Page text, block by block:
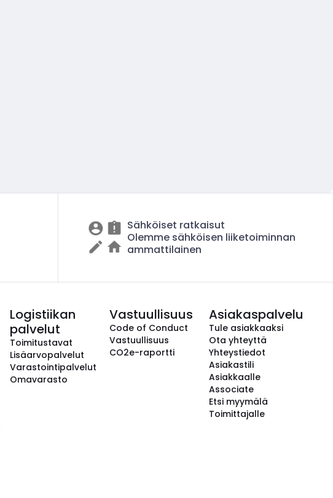
Sähköiset ratkaisut
Olemme sähköisen liiketoiminnan
ammattilainen
Logistiikan
palvelut
Toimitustavat
Lisäarvopalvelut
Varastointipalvelut
Omavarasto
Vastuullisuus
Code of Conduct
Vastuullisuus
CO2e-raportti
Asiakaspalvelu
Tule asiakkaaksi
Ota yhteyttä
Yhteystiedot
Asiakastili
Asiakkaalle
Associate
Etsi myymälä
Toimittajalle